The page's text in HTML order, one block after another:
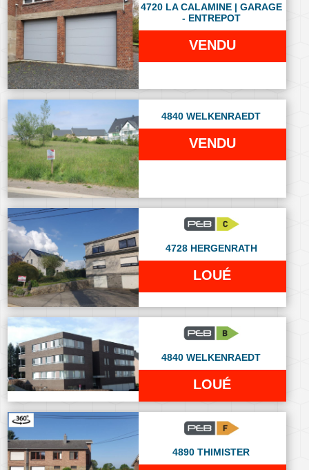
4720 LA CALAMINE | GARAGE
- ENTREPOT
VENDU
4840 WELKENRAEDT
VENDU
4728 HERGENRATH
LOUÉ
4840 WELKENRAEDT
LOUÉ
4890 THIMISTER